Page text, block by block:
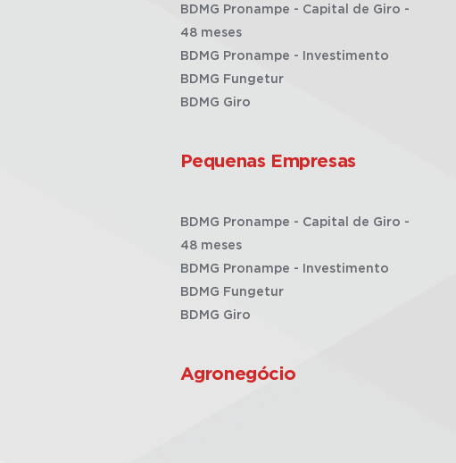
BDMG Pronampe - Capital de Giro -
48 meses
BDMG Pronampe - Investimento
BDMG Fungetur
BDMG Giro
Pequenas Empresas
BDMG Pronampe - Capital de Giro -
48 meses
BDMG Pronampe - Investimento
BDMG Fungetur
BDMG Giro
Agronegócio